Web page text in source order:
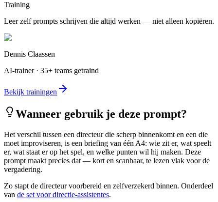
Training
Leer zelf prompts schrijven die altijd werken — niet alleen kopiëren.
Dennis Claassen
AI-trainer · 35+ teams getraind
Bekijk trainingen
Wanneer gebruik je deze prompt?
Het verschil tussen een directeur die scherp binnenkomt en een die
moet improviseren, is een briefing van één A4: wie zit er, wat speelt
er, wat staat er op het spel, en welke punten wil hij maken. Deze
prompt maakt precies dat — kort en scanbaar, te lezen vlak voor de
vergadering.
Zo stapt de directeur voorbereid en zelfverzekerd binnen. Onderdeel
van de set voor directie-assistentes.